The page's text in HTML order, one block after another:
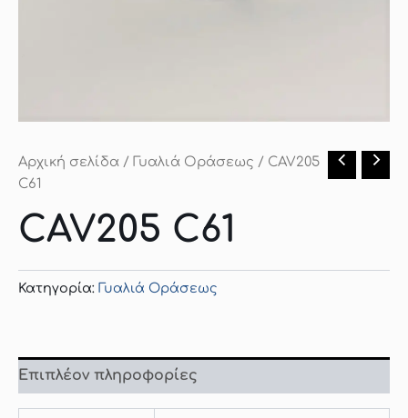
Αρχική σελίδα / Γυαλιά Οράσεως / CAV205
C61
CAV205 C61
Κατηγορία: Γυαλιά Οράσεως
Επιπλέον πληροφορίες